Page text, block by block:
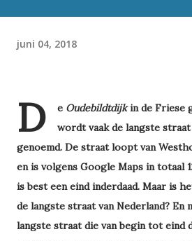
juni 04, 2018
D e Oudebildtdijkin de Friese
wordt vaak de langste
genoemd. De straat loopt van
en is volgens Google Maps in totaal
is best een eind inderdaad. Maar is
de langste straat van Nederland? En
langste straat die van begin tot eind